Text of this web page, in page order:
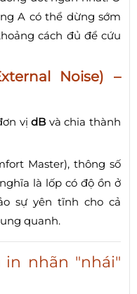
A có thể dừng sớm
cách đủ để cứu
Noise) –
vịdB và chia thành
Master), thông số
là lốp có độ ồn ở
sự yên tĩnh cho cả
quanh.
in nhãn "nhái"